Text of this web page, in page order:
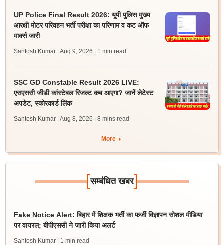
UP Police Final Result 2026: यूपी पुलिस मुख्य
आरक्षी मोटर परिवहन भर्ती परीक्षा का परिणाम व कट ऑफ
मार्क्स जारी
Santosh Kumar | Aug 9, 2026 | 1 min read
SSC GD Constable Result 2026 LIVE:
एसएससी जीडी कांस्टेबल रिजल्ट कब आएगा? जानें लेटेस्ट
अपडेट, स्कोरकार्ड लिंक
Santosh Kumar | Aug 8, 2026 | 8 mins read
More
[सम्बंधित खबर]
Fake Notice Alert: बिहार में शिक्षक भर्ती का फर्जी विज्ञापन सोशल मीडिया
पर वायरल; बीपीएससी ने जारी किया अलर्ट
Santosh Kumar | 1 min read